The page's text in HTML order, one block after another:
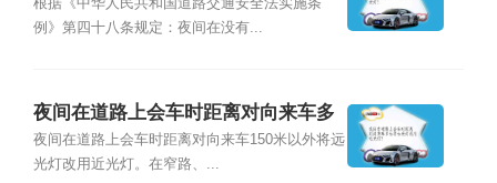
方距离多少米开近光灯？
根据《中华人民共和国道路交通安全法实施条
例》第四十八条规定：夜间在没有...
夜间在道路上会车时距离对向来车多
远将远光灯改用近光灯?
夜间在道路上会车时距离对向来车150米以外将远
光灯改用近光灯。在窄路、...